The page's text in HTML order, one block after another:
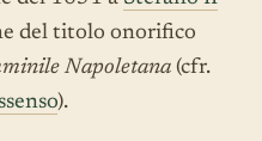
del titolo onorifico
Napoletana (cfr.
).